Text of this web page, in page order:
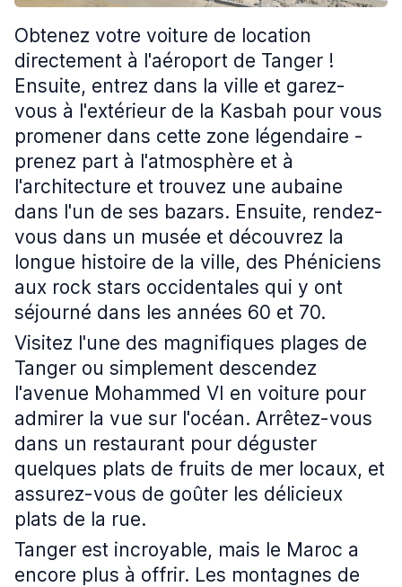
Obtenez votre voiture de location
directement à l'aéroport de Tanger !
Ensuite, entrez dans la ville et garez-
vous à l'extérieur de la Kasbah pour vous
promener dans cette zone légendaire -
prenez part à l'atmosphère et à
l'architecture et trouvez une aubaine
dans l'un de ses bazars. Ensuite, rendez-
vous dans un musée et découvrez la
longue histoire de la ville, des Phéniciens
aux rock stars occidentales qui y ont
séjourné dans les années 60 et 70.
Visitez l'une des magnifiques plages de
Tanger ou simplement descendez
l'avenue Mohammed VI en voiture pour
admirer la vue sur l'océan. Arrêtez-vous
dans un restaurant pour déguster
quelques plats de fruits de mer locaux, et
assurez-vous de goûter les délicieux
plats de la rue.
Tanger est incroyable, mais le Maroc a
encore plus à offrir. Les montagnes de